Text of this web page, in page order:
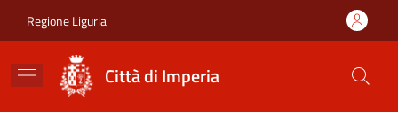
Regione Liguria
Città di Imperia